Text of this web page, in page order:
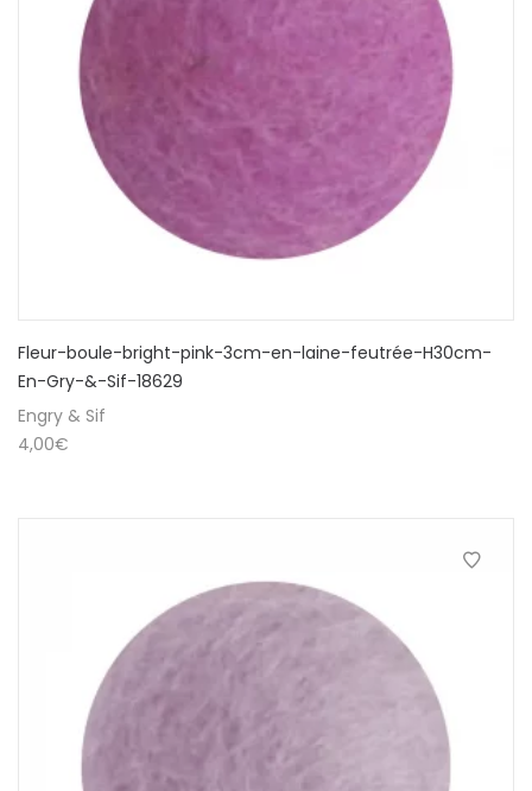
Fleur-boule-bright-pink-3cm-en-laine-feutrée-H30cm-
En-Gry-&-Sif-18629
Engry & Sif
4,00€